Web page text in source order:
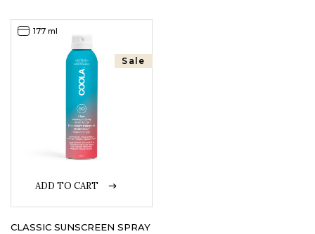
ADD TO CART
Sale
177 ml
CLASSIC SUNSCREEN SPRAY